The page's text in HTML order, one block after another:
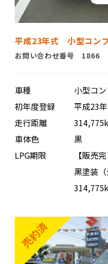
平成23年式 小型コン
お問い合わせ番号 1866
車種
小型コ
初年度登録
平成23年
走行距離
車体色
黒
LPG期限
【販売
黒塗装